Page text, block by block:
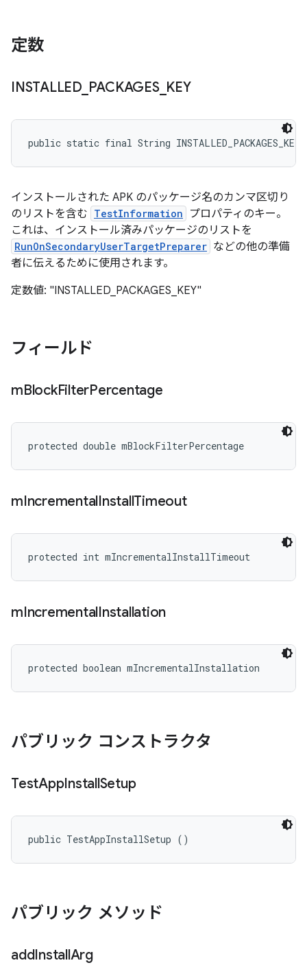
定数
INSTALLED_ PACKAGES_ KEY
public static final String INSTALLED_PACKAGES_KEY
インストールされた APK のパッケージ名のカンマ区切り
のリストを含む TestInformation
プロパティのキー。
これは、インストール済みパッケージのリストを
RunOnSecondaryUserTargetPreparer などの他の準備
者に伝えるために使用されます。
定数値: "INSTALLED_PACKAGES_KEY"
フィールド
mBlockFilterPercentage
protected double mBlockFilterPercentage
mIncrementalInstallTimeout
protected int mIncrementalInstallTimeout
mIncrementalInstallation
protected boolean mIncrementalInstallation
パブリック コンストラクタ
TestAppInstallSetup
public TestAppInstallSetup ()
パブリック メソッド
addInstallArg